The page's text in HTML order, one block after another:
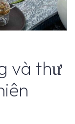
và thư